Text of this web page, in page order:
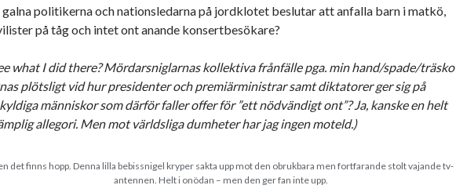
galna politikerna och nationsledarna på jordklotet beslutar att anfalla barn i matkö,
på tåg och intet ont anande konsertbesökare?
what I did there? Mördarsniglarnas kollektiva frånfälle pga. min hand/spade/träsko
plötsligt vid hur presidenter och premiärministrar samt diktatorer ger sig på
människor som därför faller offer för ”ett nödvändigt ont”? Ja, kanske en helt
allegori. Men mot världsliga dumheter har jag ingen moteld.)
det finns hopp. Denna lilla bebissnigel kryper sakta upp mot den obrukbara men fortfarande stolt vajande tv-
antennen. Helt i onödan – men den ger fan inte upp.